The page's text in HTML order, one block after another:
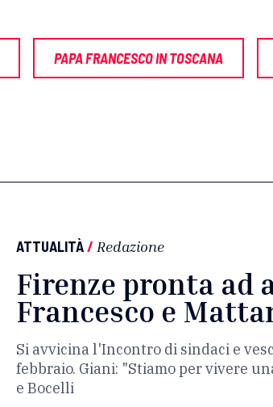
PAPA FRANCESCO IN TOSCANA
ATTUALITÀ/ Redazione
Firenze pronta ad
Francesco e
Si avvicina l'Incontro di sindaci e
febbraio. Giani: "Stiamo per vivere
e Bocelli